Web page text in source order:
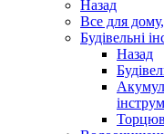
Назад
Все для
Будівельні
Назад